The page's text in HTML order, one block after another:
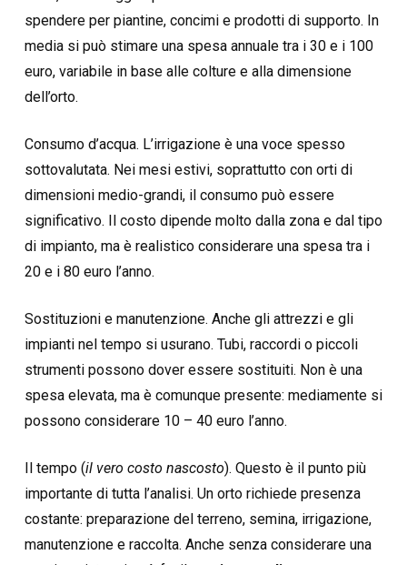
spendere per piantine, concimi e prodotti di supporto. In
media si può stimare una spesa annuale tra i 30 e i 100
euro, variabile in base alle colture e alla dimensione
dell’orto.
Consumo d’acqua. L’irrigazione è una voce spesso
sottovalutata. Nei mesi estivi, soprattutto con orti di
dimensioni medio-grandi, il consumo può essere
significativo. Il costo dipende molto dalla zona e dal tipo
di impianto, ma è realistico considerare una spesa tra i
20 e i 80 euro l’anno.
Sostituzioni e manutenzione. Anche gli attrezzi e gli
impianti nel tempo si usurano. Tubi, raccordi o piccoli
strumenti possono dover essere sostituiti. Non è una
spesa elevata, ma è comunque presente: mediamente si
possono considerare 10 – 40 euro l’anno.
Il tempo (il vero costo nascosto). Questo è il punto più
importante di tutta l’analisi. Un orto richiede presenza
costante: preparazione del terreno, semina, irrigazione,
manutenzione e raccolta. Anche senza considerare una